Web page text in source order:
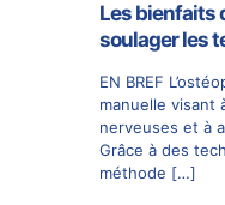
Les bienfaits
soulager les
EN BREF
manuelle visant
nerveuses et à
Grâce à des
méthode […]